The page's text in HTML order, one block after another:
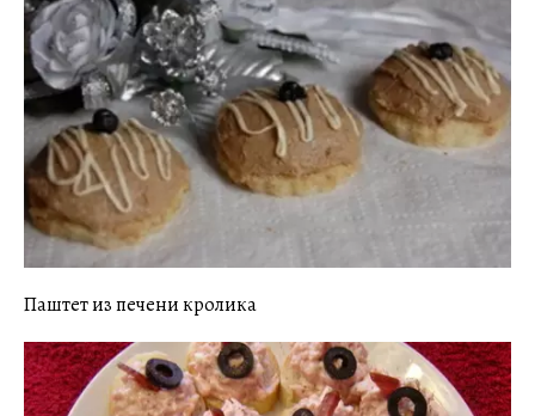
Паштет из печени кролика